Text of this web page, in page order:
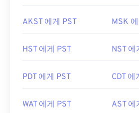
AKST 에게 PST MSK
HST 에게 PST NST 에
PDT 에게 PST CDT 에
WAT 에게 PST AST 에